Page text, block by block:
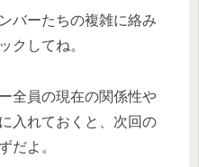
バーたちの複雑に絡み
クしてね。
全員の現在の関係性や
入れておくと、次回の
だよ。